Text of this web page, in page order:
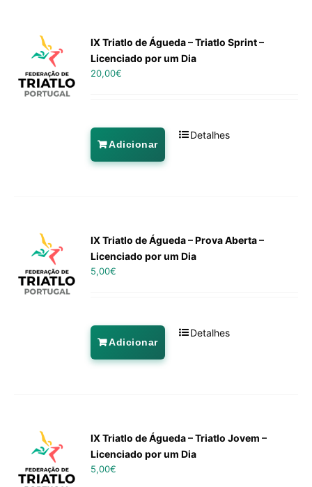
IX Triatlo de Águeda – Triatlo Sprint –
Licenciado por um Dia
20,00€
Adicionar
Detalhes
IX Triatlo de Águeda – Prova Aberta –
Licenciado por um Dia
5,00€
Adicionar
Detalhes
IX Triatlo de Águeda – Triatlo Jovem –
Licenciado por um Dia
5,00€